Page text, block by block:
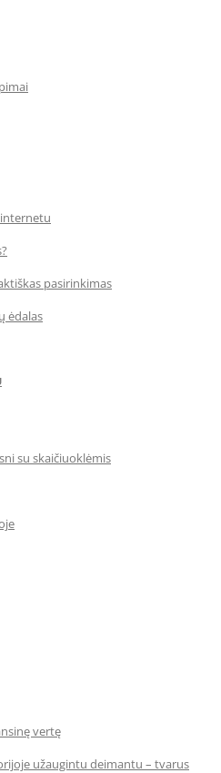
pasirinkimas
ėdalas
su skaičiuoklėmis
vertę
užaugintu deimantu – tvarus